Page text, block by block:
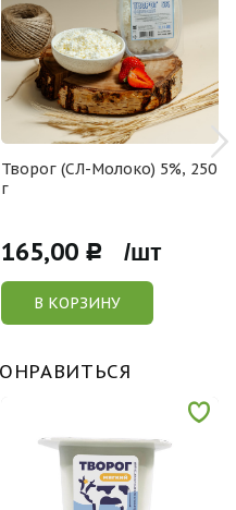
Творог (СЛ-Молоко) 5%, 250
г
165,00 Р /шт
В КОРЗИНУ